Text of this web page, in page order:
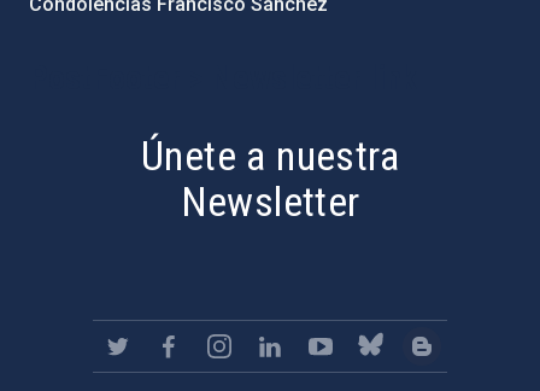
Únete a nuestra
Newsletter